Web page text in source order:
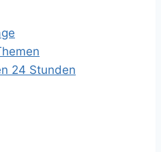
24 Stunden